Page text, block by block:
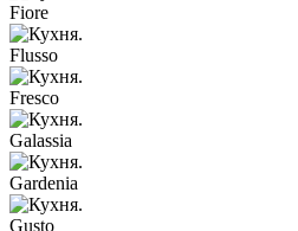
Fiore
Flusso
Fresco
Galassia
Gardenia
Gusto